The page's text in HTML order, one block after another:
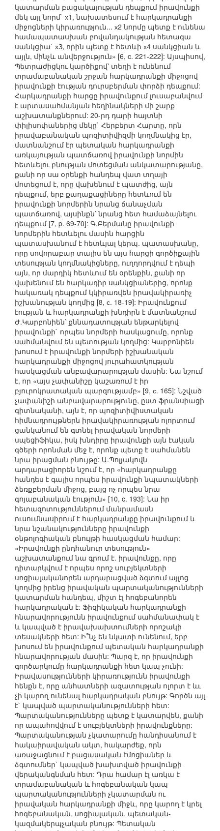
կատարման բացակայության դեպքում իրավունքի
մեկ այլ նորմ` х1, նախատեսում է հարկադրանքի
միջոցների կիրառություն... х2 նորմը պետք է ունենա
համապատասխան բովանդակության հետագա
սանկցիա` хЗ, որին պետք է հետևի х4 սանկցիան և
այլն, մինչև անվերջություն» [6, c. 221-222]: Այսպիսով,
Պետրաժիցկու կարծիքով՝ տեղի է ունենում
տրամաբանական շրջան հարկադրանքի միջոցով
իրավունքի էության դուրսբերման փորձի դեպքում:
Հարկադրանքի հարցը իրավունքում լուսաբանվում
է արտասահմանյան հեղինակների մի շարք
աշխատանքներում: 20-րդ դարի հայտնի
փիլիսոփաներից մեկը` Հերբերտ Հարտը, որն
իրավաբանական պոզիտիվիզմի կողմնակից էր,
մատնանշում էր պետական հարկադրանքի
առկայության պատճառով իրավունքի նորմին
հետևելու բնության մոտեցման անկատարությանը,
քանի որ սա օրենքի հանդեպ վատ տղայի
մոտեցում է, որը վախենում է պատժից, այն
դեպքում, երբ քաղաքացիները հետևում են
իրավունքի նորմերին նրանց ճանաչման
պատճառով, այսինքն՝ նրանց հետ համաձայնելու
դեպքում [7, p. 69-70]: Գ.Բերմանը իրավունքի
նորմերին հետևելու մասին հարցին
պատասխանում է հետևյալ կերպ. պատասխանը,
որը սովորաբար տալիս են այս հարցի գործիքային
տեսության կողմնակիցները, ուղղորդվում է դեպի
այն, որ մարդիկ հետևում են օրենքին, քանի որ
վախենում են հարկադիր սանկցիաներից, որոնք
հակառակ դեպքում կկիրառվեն իրավակիրառիչ
իշխանության կողմից [8, с. 18-19]: Իրավունքում
էության և հարկադրանքի խնդիրն է մատնանշում
Ժ.Կարբոնիեն՝ քննադատության ենթարկելով
իրավունքի` որպես նորմերի հասկացումը, որոնք
սահմանվում են պետության կողմից: Կարբոնիեն
խոսում է իրավունքի նորմերի իշխանական
հարկադրանքի միջոցով յուրահատկության
հասկացման անբավարարության մասին: Նա նշում
է, որ «այս չափանիշը կաշառում է իր
բյուրոկրատական պարզությամբ» [9, с. 165]: Նշված
չափանիշի անբավարարությունը, ըստ ֆրանսիացի
գիտնականի, այն է, որ պոզիտիվիստական
հիմնադրույթներն իրավակիրառության ոլորտում
ցանկանում են գտնել իրավական նորմերի
սպեցիֆիկա, իսկ խնդիրը իրավունքի այն էական
գծերի որոնման մեջ է, որոնք պետք է սահմանեն
նրա իրացման բնույթը: Ա.Պոլյակովն
արդարացիորեն նշում է, որ «հարկադրանքը
հանդես է գալիս որպես իրավունքի նպատակների
ձեռքբերման միջոց, բայց ոչ որպես նրա
գոյաբանական էություն» [10, c. 193]: Նա իր
հետազոտություններում մանրամասն
ուսումնասիրում է հարկադրանքը իրավունքում և
նրա նշանակությունները իրավունքի
օնթոլոգիական բնույթի հասկացման համար:
«Իրավունքի ընդհանուր տեսություն»
աշխատանքում նա գրում է. իրավունքը, որը
դիտարկվում է որպես որոշ սուբյեկտների
սոցիալականորեն արդարացված ձգտում այլոց
կողմից իրենց իրավական պարտականությունների
կատարման հանդեպ, միշտ էլ հոգեբանորեն
հարկադրական է: Ֆիզիկական հարկադրանքի
հնարավորությունն իրավունքում սահմանափակ է
և կապված է իրավախախտումների որոշակի
տեսակների հետ: Ի՞նչ են նկատի ունենում, երբ
խոսում են իրավունքում պետական հարկադրանքի
հնարավորության մասին: Պարզ է, որ իրավունքի
գործարկումը հարկադրանքի հետ կապ չունի:
Իրավասությունների կիրառությունն իրավունքի
հենքն է, որը անհատների ազատության ոլորտ է ևւ
չի կարող ունենալ հարկադրական բնույթ: Գործն այլ
է` կապված պարտականությունների հետ:
Պարտականությունները պետք է կատարվեն, քանի
որ ապահովվում է սուբյեկտների իրավունքները:
Պարտականության չկատարումը հանդիսանում է
հակաիրավական ակտ, հակարժեք, որն
առաջացնում է բացասական էմոցիաներ և
ձգտումներ` կապված խախտված իրավունքի
վերականգնման հետ: Դրա համար էլ առկա է
տրամաբանական և հոգեբանական կապ
պարտականությունների չկատարման ու
իրավական հարկադրանքի միջև, որը կարող է կրել
հոգեբանական, սոցիալական, պետական-
կազմակերպչական բնույթ: Պետական